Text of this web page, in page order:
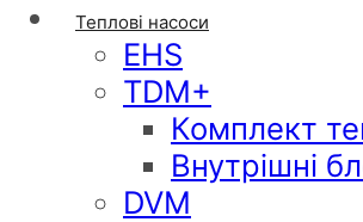
Теплові насоси
EHS
TDM+
Комплект
Внутрішні
DVM